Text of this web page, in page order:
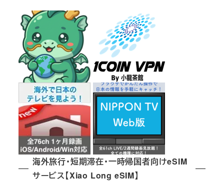
海外旅行・短期滞在・一時帰国者向けeSIM
サービス【Xiao Long eSIM】